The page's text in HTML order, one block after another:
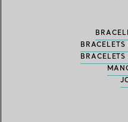
BRACELETS
BRACELETS